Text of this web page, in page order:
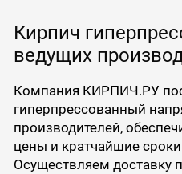
Кирпич
ведущих
Компания КИРПИЧ.РУ
гиперпрессованный
производителей,
цены и кратчайшие
Осуществляем доставку